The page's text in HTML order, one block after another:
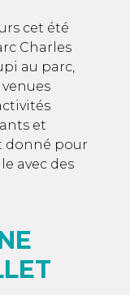
cet été
Charles
au parc,
et
donné pour
avec des